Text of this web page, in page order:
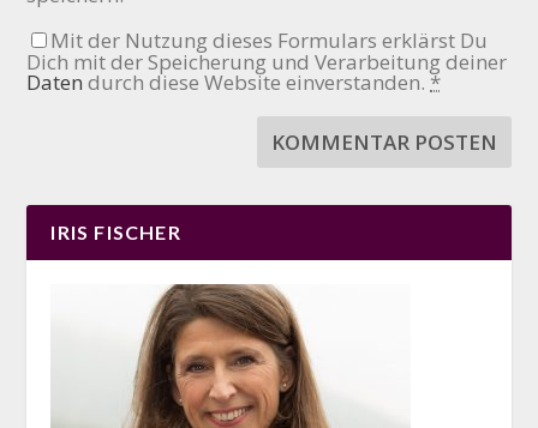
Mit der Nutzung dieses Formulars erklärst Du
Dich mit der Speicherung und Verarbeitung deiner
Daten durch diese Website einverstanden.*
IRIS FISCHER